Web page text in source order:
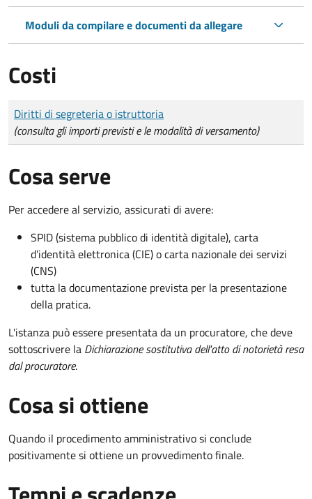
Moduli da compilare e documenti da allegare
Costi
Tipo di pagamento
Importo
Diritti di segreteria o istruttoria
(consulta gli importi previsti e le modalità di versamento)
Cosa serve
Per accedere al servizio, assicurati di avere:
SPID (sistema pubblico di identità digitale), carta
d’identità elettronica (CIE) o carta nazionale dei servizi
(CNS)
tutta la documentazione prevista per la presentazione
della pratica.
L'istanza può essere presentata da un procuratore, che deve
sottoscrivere la Dichiarazione sostitutiva dell'atto di notorietà resa
dal procuratore.
Cosa si ottiene
Quando il procedimento amministrativo si conclude
positivamente si ottiene un provvedimento finale.